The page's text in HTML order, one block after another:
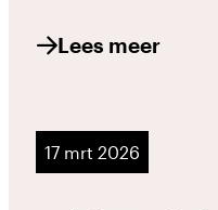
Lees meer
17 mrt 2026